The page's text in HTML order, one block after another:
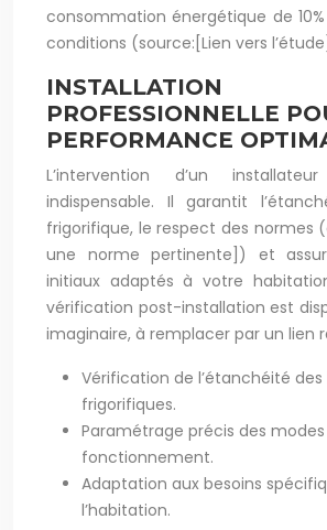
consommation énergétique de
conditions (source:[Lien vers
INSTALLATION
PROFESSIONNELLE
PERFORMANCE
L’intervention d’un
indispensable. Il garantit
frigorifique, le respect des normes
une norme pertinente]) et
initiaux adaptés à votre
vérification post-installation est
imaginaire, à remplacer par un lien
Vérification de l’étanchéité des
frigorifiques.
Paramétrage précis des
fonctionnement.
Adaptation aux besoins
l’habitation.